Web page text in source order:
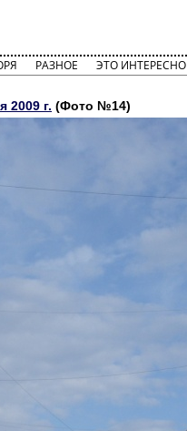
РАЗНОЕ ЭТО ИНТЕРЕСНО
2009 г. (Фото №14)